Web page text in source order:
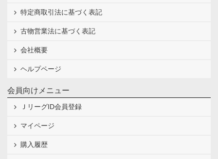
特定商取引法に基づく表記
古物営業法に基づく表記
会社概要
ヘルプページ
会員向けメニュー
ＪリーグID会員登録
マイページ
購入履歴